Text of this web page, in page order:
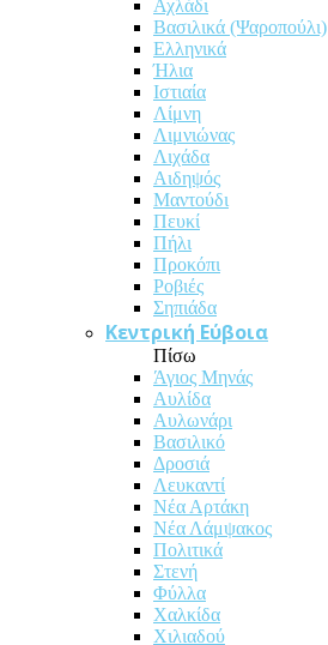
Αχλάδι
Βασιλικά (Ψαροπούλι)
Ελληνικά
Ήλια
Ιστιαία
Λίμνη
Λιμνιώνας
Λιχάδα
Αιδηψός
Μαντούδι
Πευκί
Πήλι
Προκόπι
Ροβιές
Σηπιάδα
Κεντρική Εύβοια
Πίσω
Άγιος Μηνάς
Αυλίδα
Αυλωνάρι
Βασιλικό
Δροσιά
Λευκαντί
Νέα Αρτάκη
Νέα Λάμψακος
Πολιτικά
Στενή
Φύλλα
Χαλκίδα
Χιλιαδού